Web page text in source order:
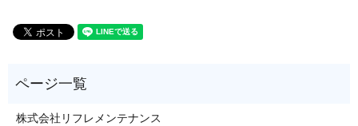
株式会社リフレメンテナンス